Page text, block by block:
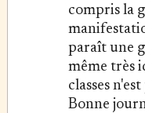
compris la
paraît une
même très
classes
Bonne